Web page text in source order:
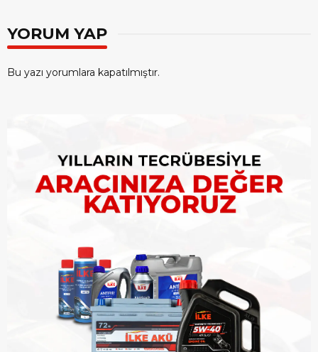
YORUM YAP
Bu yazı yorumlara kapatılmıştır.